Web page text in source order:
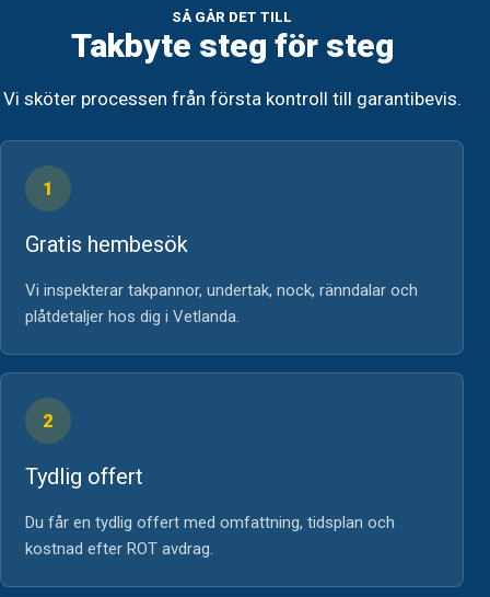
SÅ GÅR DET TILL
Takbyte steg för steg
Vi sköter processen från första kontroll till garantibevis.
1
Gratis hembesök
Vi inspekterar takpannor, undertak, nock, ränndalar och
plåtdetaljer hos dig i Vetlanda.
2
Tydlig offert
Du får en tydlig offert med omfattning, tidsplan och
kostnad efter ROT avdrag.